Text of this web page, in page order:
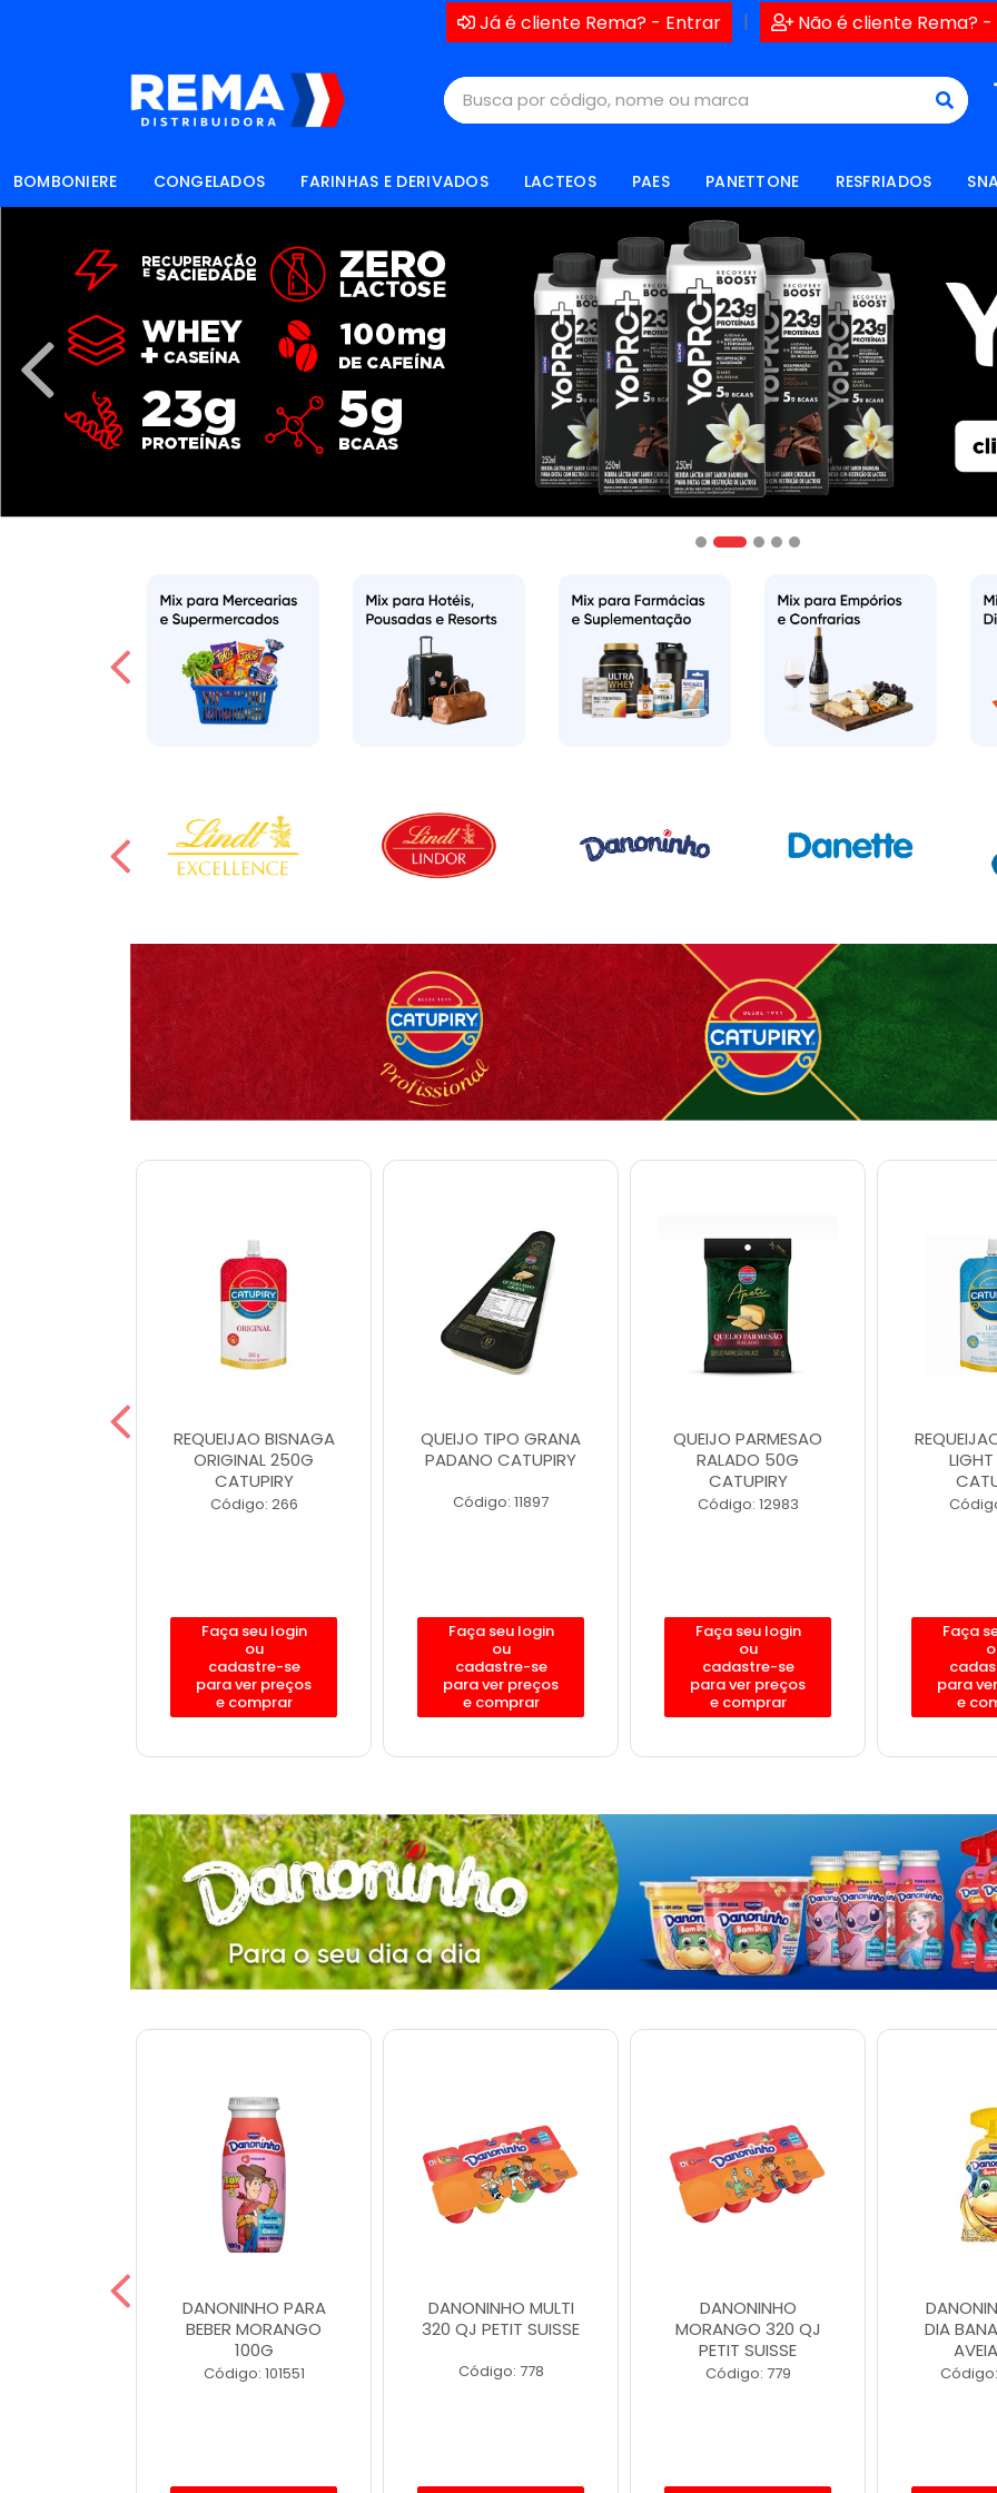
Já é cliente Rema? - Entrar | Não é cliente Rema?
BOMBONIERE CONGELADOS FARINHAS E DERIVADOS LACTEOS PAES PANETTONE RESFRIADOS
REQUEIJAO BISNAGA
ORIGINAL 250G
CATUPIRY
Código: 266
Faça seu login
ou
cadastre-se
para ver preços
e comprar
QUEIJO TIPO GRANA
PADANO CATUPIRY
Código: 11897
Faça seu login
ou
cadastre-se
para ver preços
e comprar
QUEIJO PARMESAO
RALADO 50G
CATUPIRY
Código: 12983
Faça seu login
ou
cadastre-se
para ver preços
e comprar
Faça
para
e
DANONINHO PARA
BEBER MORANGO
100G
Código: 101551
DANONINHO MULTI
320 QJ PETIT SUISSE
Código: 778
DANONINHO
MORANGO 320 QJ
PETIT SUISSE
Código: 779
DIA